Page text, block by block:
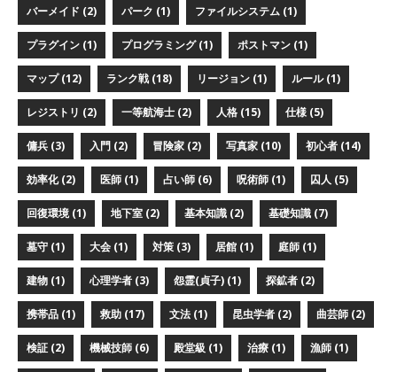
バーメイド (2) パーク (1) ファイルシステム (1)
プラグイン (1) プログラミング (1) ポストマン (1)
マップ (12) ランク戦 (18) リージョン (1) ルール (1)
レジストリ (2) 一等航海士 (2) 人格 (15) 仕様 (5)
傭兵 (3) 入門 (2) 冒険家 (2) 写真家 (10) 初心者 (14)
効率化 (2) 医師 (1) 占い師 (6) 呪術師 (1) 囚人 (5)
回復環境 (1) 地下室 (2) 基本知識 (2) 基礎知識 (7)
墓守 (1) 大会 (1) 対策 (3) 居館 (1) 庭師 (1)
建物 (1) 心理学者 (3) 怨霊(貞子) (1) 探鉱者 (2)
携帯品 (1) 救助 (17) 文法 (1) 昆虫学者 (2) 曲芸師 (2)
検証 (2) 機械技師 (6) 殿堂級 (1) 治療 (1) 漁師 (1)